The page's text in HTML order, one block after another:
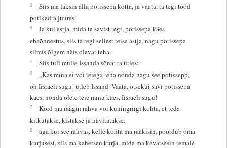
3
Siis ma läksin alla potissepa kotta, ja vaata, ta tegi tööd
potikedra juures.
4
Ja kui astja, mida ta savist tegi, potissepa käes
ebaõnnestus, siis ta tegi sellest teise astja, nagu potissepa
silmis õigem näis olevat teha.
5 Siis tuli mulle Issanda sõna; ta ütles:
6
„Kas mina ei või teiega teha nõnda nagu see potissepp,
oh Iisraeli sugu! ütleb Issand. Vaata, otsekui savi potissepa
käes, nõnda olete teie minu käes, Iisraeli sugu!
7
Kord ma räägin rahva või kuningriigi kohta, et teda
kitkutakse, kistakse ja hävitatakse:
8
aga kui see rahvas, kelle kohta ma rääkisin, pöördub oma
kurjusest, siis ma kahetsen kurja, mida ma kavatsesin temale